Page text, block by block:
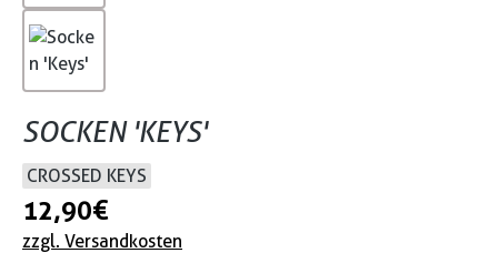
SOCKEN 'KEYS'
CROSSED KEYS
12,90 €
zzgl. Versandkosten